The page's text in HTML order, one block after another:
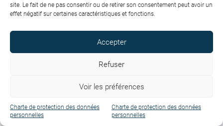
site. Le fait de ne pas consentir ou de retirer son consentement peut avoir un
effet négatif sur certaines caractéristiques et fonctions.
Accepter
Refuser
Voir les préférences
Charte de protection des données
personnelles
Charte de protection des données
personnelles
Copyright © 2026 Formavenir - Performances. Tous droits
Charte de protection des données personnelles
Mentions légales